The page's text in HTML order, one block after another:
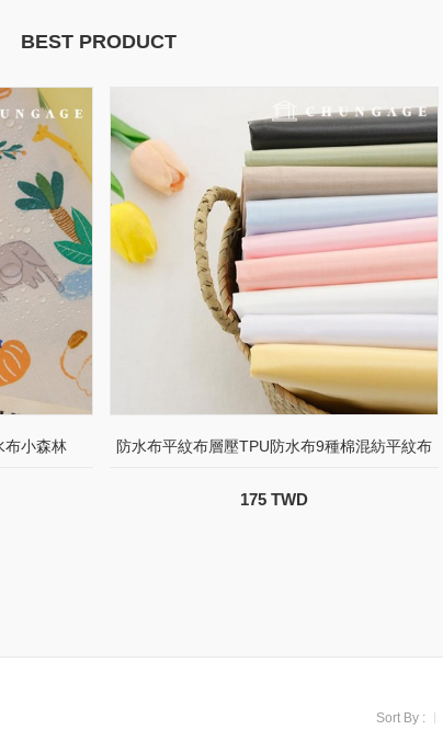
BEST PRODUCT
布小森林 防水布平紋布層壓TPU防水布9種棉混紡平紋布
175 TWD
Sort By :